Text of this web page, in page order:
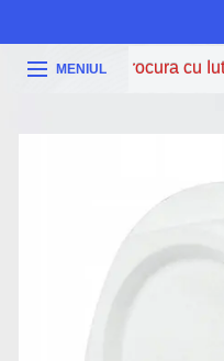
MENIUL
Acum poți procura cu